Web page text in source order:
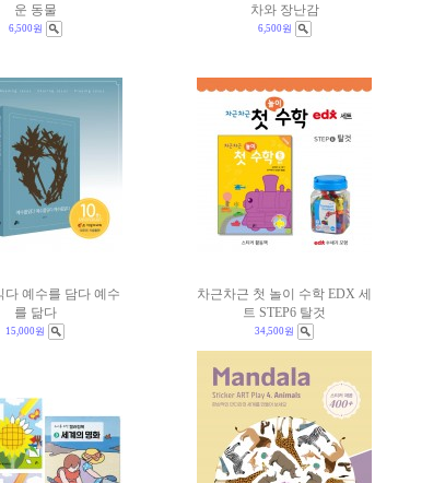
운 동물
6,500원
차와 장난감
6,500원
다 예수를 담다 예수
를 닮다
15,000원
차근차근 첫 놀이 수학 EDX 세
트 STEP6 탈것
34,500원